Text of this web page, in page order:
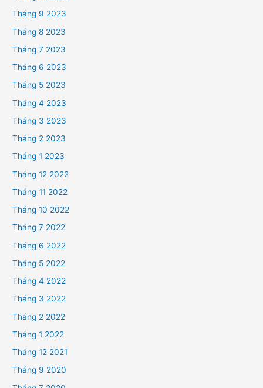
Tháng 9 2023
Tháng 8 2023
Tháng 7 2023
Tháng 6 2023
Tháng 5 2023
Tháng 4 2023
Tháng 3 2023
Tháng 2 2023
Tháng 1 2023
Tháng 12 2022
Tháng 11 2022
Tháng 10 2022
Tháng 7 2022
Tháng 6 2022
Tháng 5 2022
Tháng 4 2022
Tháng 3 2022
Tháng 2 2022
Tháng 1 2022
Tháng 12 2021
Tháng 9 2020